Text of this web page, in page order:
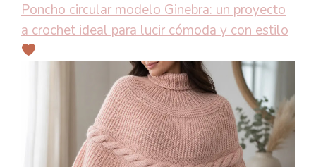
Poncho circular modelo Ginebra: un proyecto
a crochet ideal para lucir cómoda y con estilo